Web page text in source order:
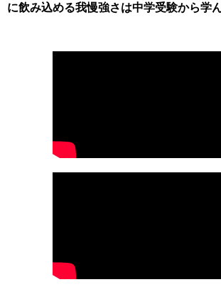
に飲み込める我慢強さは中学受験から学ん